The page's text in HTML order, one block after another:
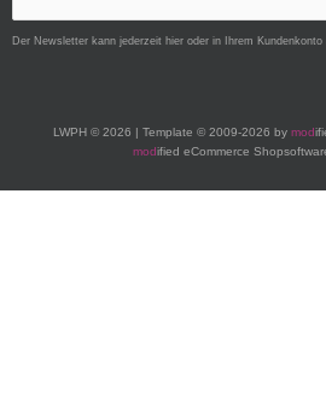
Der Newsletter kann jederzeit hier oder in Ihrem Kundenkonto
LWPH © 2026 | Template © 2009-2026 by mod
modified eCommerce